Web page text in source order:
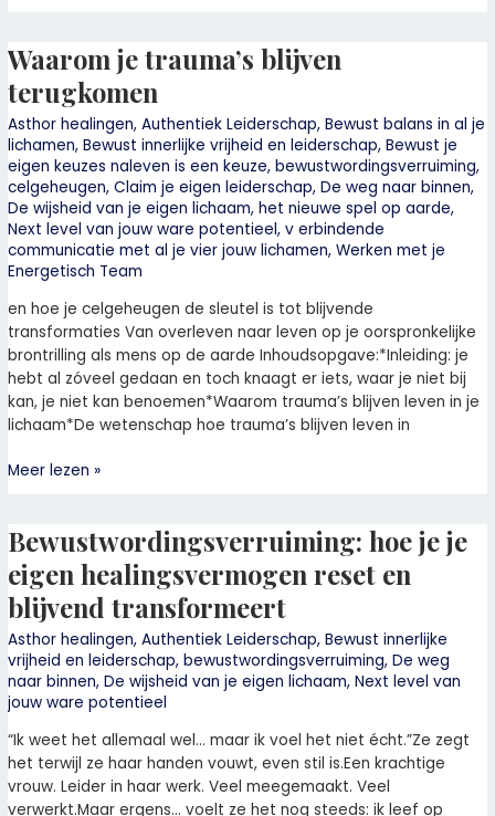
Waarom je trauma’s blijven
terugkomen
Asthor healingen,Authentiek Leiderschap,Bewust balans in al je
lichamen,Bewust innerlijke vrijheid en leiderschap,Bewust je
eigen keuzes naleven is een keuze,bewustwordingsverruiming,
celgeheugen,Claim je eigen leiderschap,De weg naar binnen,
De wijsheid van je eigen lichaam,het nieuwe spel op aarde,
Next level van jouw ware potentieel,v erbindende
communicatie met al je vier jouw lichamen,Werken met je
Energetisch Team
en hoe je celgeheugen de sleutel is tot blijvende
transformaties Van overleven naar leven op je oorspronkelijke
brontrilling als mens op de aarde Inhoudsopgave:*Inleiding: je
hebt al zóveel gedaan en toch knaagt er iets, waar je niet bij
kan, je niet kan benoemen*Waarom trauma’s blijven leven in je
lichaam*De wetenschap hoe trauma’s blijven leven in
Waarom
je
trauma’s
blijven
terugkomen
Meer lezen »
Bewustwordingsverruiming: hoe je je
eigen healingsvermogen reset en
blijvend transformeert
Asthor healingen,Authentiek Leiderschap,Bewust innerlijke
vrijheid en leiderschap,bewustwordingsverruiming,De weg
naar binnen,De wijsheid van je eigen lichaam,Next level van
jouw ware potentieel
“Ik weet het allemaal wel… maar ik voel het niet écht.”Ze zegt
het terwijl ze haar handen vouwt, even stil is.Een krachtige
vrouw. Leider in haar werk. Veel meegemaakt. Veel
verwerkt.Maar ergens… voelt ze het nog steeds: ik leef op
Bewustwordingsverruiming:
hoe
je
je
eigen
healingsvermogen
reset
en
transformeert